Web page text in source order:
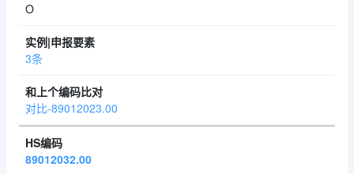
O
3条
对比-89012023.00
89012032.00